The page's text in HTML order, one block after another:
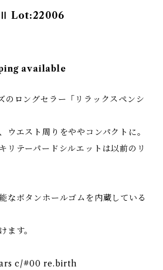
Lot:22006
available
のロングセラー「リラックスペンシ
ウエスト周りをややコンパクトに。
リテーパードシルエットは以前のリ
なボタンホールゴムを内蔵している
ます。
c/#00 re.birth